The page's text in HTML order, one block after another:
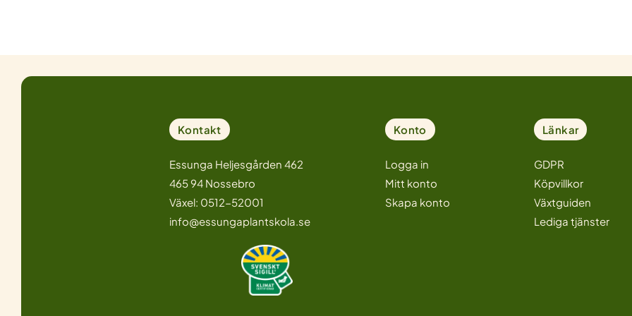
Kontakt
Essunga Heljesgården 462
465 94 Nossebro
Växel: 0512-52001
info@essungaplantskola.se
Konto
Logga in
Mitt konto
Skapa konto
Länkar
GDPR
Köpvillkor
Växtguiden
Lediga tjänster